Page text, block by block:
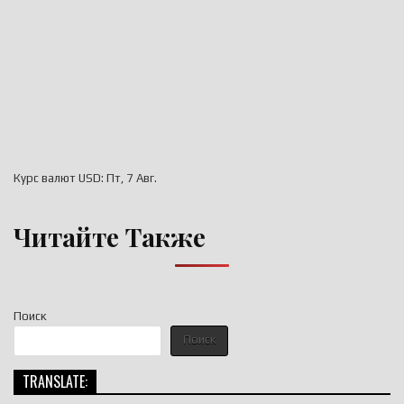
Поиск
Поиск
TRANSLATE:
Курс валют USD: Пт, 7 Авг.
Читайте Также